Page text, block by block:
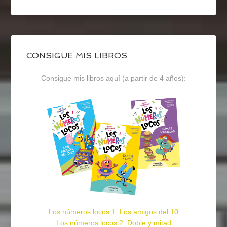
CONSIGUE MIS LIBROS
Consigue mis libros aquí (a partir de 4 años):
Los números locos 1: Los amigos del 10
Los números locos 2: Doble y mitad